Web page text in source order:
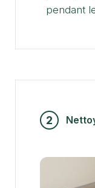
pendant
2